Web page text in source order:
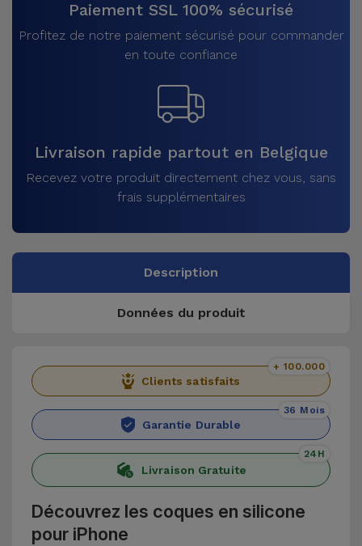
Paiement SSL 100% sécurisé
Profitez de notre paiement sécurisé pour commander
en toute confiance
Livraison rapide partout en Belgique
Recevez votre produit directement chez vous, sans
frais supplémentaires
Description
Données du produit
Clients satisfaits
+ 100.000
Garantie Durable
36 Mois
Livraison Gratuite
24H
Découvrez les coques en silicone
pour iPhone